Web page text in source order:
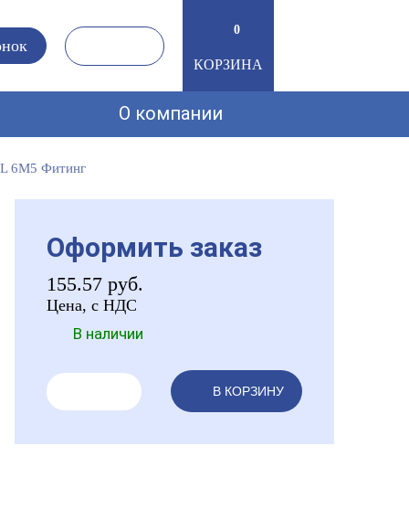
0
КОРЗИНА
О компании
6M5 Фитинг
Оформить заказ
155.57 руб.
Цена, с НДС
В наличии
В КОРЗИНУ